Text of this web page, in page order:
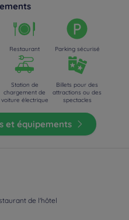
Restaurant Parking sécurisé
Station de
chargement de
voiture électrique
Billets pour des
attractions ou des
spectacles
et équipements
de l'hôtel